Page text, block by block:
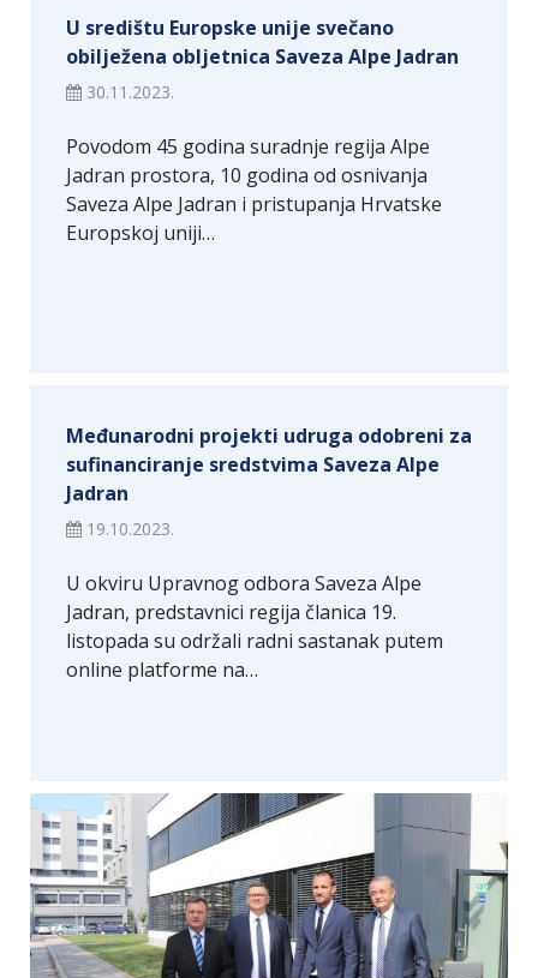
U središtu Europske unije svečano
obilježena obljetnica Saveza Alpe Jadran
30.11.2023.
Povodom 45 godina suradnje regija Alpe
Jadran prostora, 10 godina od osnivanja
Saveza Alpe Jadran i pristupanja Hrvatske
Europskoj uniji…
Međunarodni projekti udruga odobreni za
sufinanciranje sredstvima Saveza Alpe
Jadran
19.10.2023.
U okviru Upravnog odbora Saveza Alpe
Jadran, predstavnici regija članica 19.
listopada su održali radni sastanak putem
online platforme na…